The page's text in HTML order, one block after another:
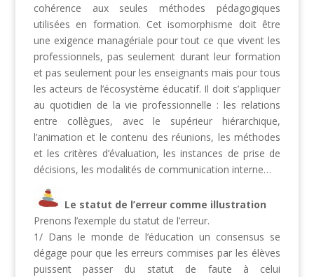
cohérence aux seules méthodes pédagogiques
utilisées en formation. Cet isomorphisme doit être
une exigence managériale pour tout ce que vivent les
professionnels, pas seulement durant leur formation
et pas seulement pour les enseignants mais pour tous
les acteurs de l’écosystème éducatif. Il doit s’appliquer
au quotidien de la vie professionnelle : les relations
entre collègues, avec le supérieur hiérarchique,
l’animation et le contenu des réunions, les méthodes
et les critères d’évaluation, les instances de prise de
décisions, les modalités de communication interne…
Le statut de l’erreur comme illustration
Prenons l’exemple du statut de l’erreur.
1/ Dans le monde de l’éducation un consensus se
dégage pour que les erreurs commises par les élèves
puissent passer du statut de faute à celui